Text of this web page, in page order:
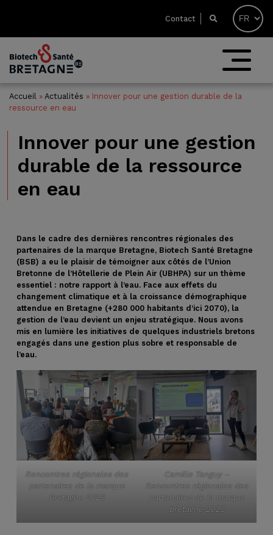
Contact
Accueil » Actualités » Innover pour une gestion durable de la
ressource en eau
Innover pour une gestion
durable de la ressource
en eau
Dans le cadre des dernières rencontres régionales des
partenaires de la marque Bretagne, Biotech Santé Bretagne
(BSB) a eu le plaisir de témoigner aux côtés de l’Union
Bretonne de l’Hôtellerie de Plein Air (UBHPA) sur un thème
essentiel : notre rapport à l’eau. Face aux effets du
changement climatique et à la croissance démographique
attendue en Bretagne (+280 000 habitants d’ici 2070), la
gestion de l’eau devient un enjeu stratégique. Nous avons
mis en lumière les initiatives de quelques industriels bretons
engagés dans une gestion plus sobre et responsable de
l’eau.
Rencontres régionales des
partenaires de la marque
Bretagne 2025
Camille Tanguy –
Rencontres régionales des
partenaires de la marque
Bretagne 2025